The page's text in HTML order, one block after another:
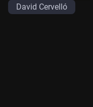
David Cervelló